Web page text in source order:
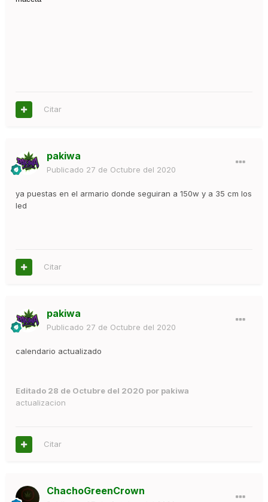
Citar
pakiwa
Publicado 27 de Octubre del 2020
ya puestas en el armario donde seguiran a 150w y a 35 cm los
led
Citar
pakiwa
Publicado 27 de Octubre del 2020
calendario actualizado
Editado 28 de Octubre del 2020 por pakiwa
actualizacion
Citar
ChachoGreenCrown